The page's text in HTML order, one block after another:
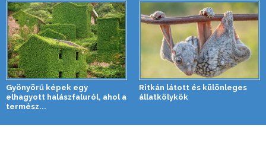
Gyönyörű képek egy
elhagyott halászfaluról, ahol a
termész...
Ritkán látott és különleges
állatkölykök